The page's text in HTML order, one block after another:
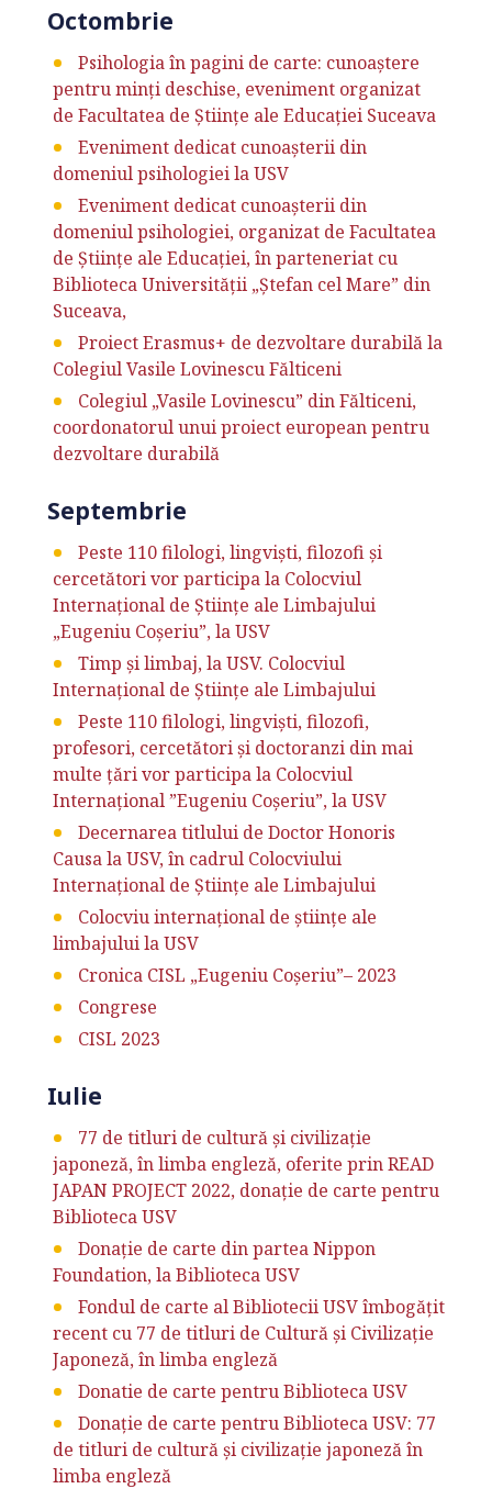
Octombrie
Psihologia în pagini de carte: cunoaștere
pentru minți deschise, eveniment organizat
de Facultatea de Științe ale Educației Suceava
Eveniment dedicat cunoașterii din
domeniul psihologiei la USV
Eveniment dedicat cunoașterii din
domeniul psihologiei, organizat de Facultatea
de Științe ale Educației, în parteneriat cu
Biblioteca Universității „Ștefan cel Mare” din
Suceava,
Proiect Erasmus+ de dezvoltare durabilă la
Colegiul Vasile Lovinescu Fălticeni
Colegiul „Vasile Lovinescu” din Fălticeni,
coordonatorul unui proiect european pentru
dezvoltare durabilă
Septembrie
Peste 110 filologi, lingviști, filozofi și
cercetători vor participa la Colocviul
Internațional de Științe ale Limbajului
„Eugeniu Coșeriu”, la USV
Timp și limbaj, la USV. Colocviul
Internaţional de Ştiinţe ale Limbajului
Peste 110 filologi, lingviști, filozofi,
profesori, cercetători și doctoranzi din mai
multe țări vor participa la Colocviul
Internațional ”Eugeniu Coșeriu”, la USV
Decernarea titlului de Doctor Honoris
Causa la USV, în cadrul Colocviului
Internațional de Științe ale Limbajului
Colocviu internaţional de știinţe ale
limbajului la USV
Cronica CISL „Eugeniu Coşeriu”– 2023
Congrese
CISL 2023
Iulie
77 de titluri de cultură şi civilizaţie
japoneză, în limba engleză, oferite prin READ
JAPAN PROJECT 2022, donație de carte pentru
Biblioteca USV
Donație de carte din partea Nippon
Foundation, la Biblioteca USV
Fondul de carte al Bibliotecii USV îmbogăţit
recent cu 77 de titluri de Cultură şi Civilizaţie
Japoneză, în limba engleză
Donatie de carte pentru Biblioteca USV
Donație de carte pentru Biblioteca USV: 77
de titluri de cultură şi civilizaţie japoneză în
limba engleză